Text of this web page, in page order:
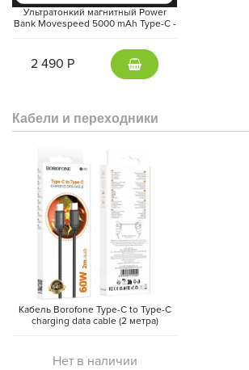
тренировок, так и для повседневной жизни.
Ультратонкий магнитный Power
Bank Movespeed 5000 mAh Type-C -
2 490 Р
Кабели и переходники
Кабель Borofone Type-C to Type-C
charging data cable (2 метра)
Нет в наличии